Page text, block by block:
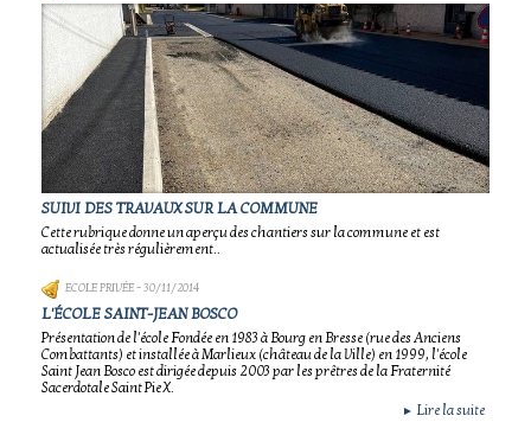
SUIVI DES TRAVAUX SUR LA COMMUNE
Cette rubrique donne un aperçu des chantiers sur la commune et est
actualisée très régulièrement..
ECOLE PRIVÉE- 30/11/2014
L'ÉCOLE SAINT-JEAN BOSCO
Présentation de l'école Fondée en 1983 à Bourg en Bresse (rue des Anciens
Combattants) et installée à Marlieux (château de la Ville) en 1999, l'école
Saint Jean Bosco est dirigée depuis 2003 par les prêtres de la Fraternité
Sacerdotale Saint Pie X.
► Lire la suite